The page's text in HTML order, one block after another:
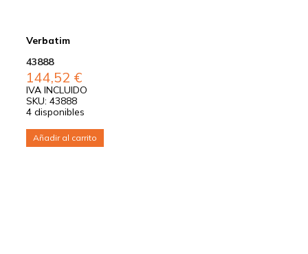
Verbatim
43888
144,52 €
IVA INCLUIDO
SKU: 43888
4 disponibles
Añadir al carrito